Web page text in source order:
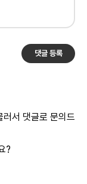
댓글 등록
러서 댓글로 문의드
?